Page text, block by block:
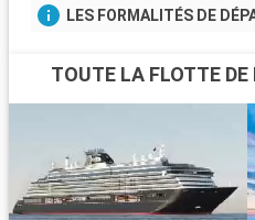
LES FORMALITÉS DE
TOUTE LA FLOTTE